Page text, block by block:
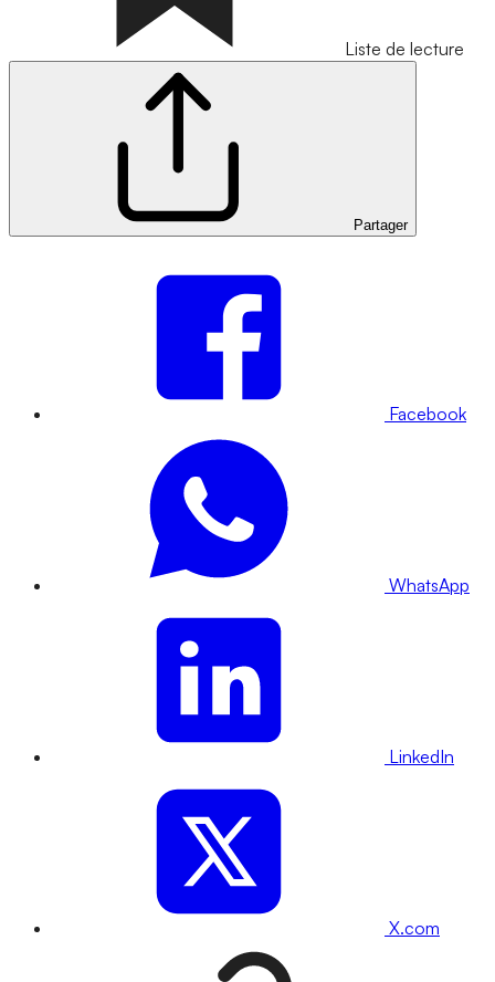
Liste de lecture
Partager
Facebook
WhatsApp
LinkedIn
X.com